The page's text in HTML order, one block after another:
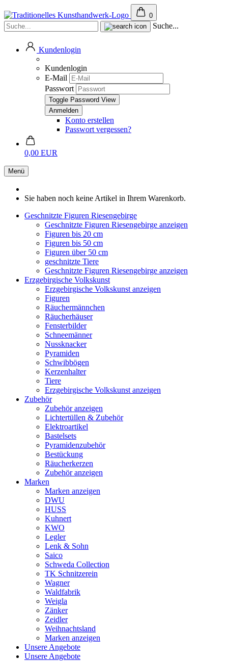
0
Suche...
Kundenlogin
Kundenlogin
E-Mail
Passwort
Toggle Password View
Konto erstellen
Passwort vergessen?
0,00 EUR
Menü
Sie haben noch keine Artikel in Ihrem Warenkorb.
Geschnitzte Figuren Riesengebirge
Geschnitzte Figuren Riesengebirge anzeigen
Figuren bis 20 cm
Figuren bis 50 cm
Figuren über 50 cm
geschnitzte Tiere
Geschnitzte Figuren Riesengebirge anzeigen
Erzgebirgische Volkskunst
Erzgebirgische Volkskunst anzeigen
Figuren
Räuchermännchen
Räucherhäuser
Fensterbilder
Schneemänner
Nussknacker
Pyramiden
Schwibbögen
Kerzenhalter
Tiere
Erzgebirgische Volkskunst anzeigen
Zubehör
Zubehör anzeigen
Lichtertüllen & Zubehör
Elektroartikel
Bastelsets
Pyramidenzubehör
Bestückung
Räucherkerzen
Zubehör anzeigen
Marken
Marken anzeigen
DWU
HUSS
Kuhnert
KWO
Legler
Lenk & Sohn
Saico
Schweda Collection
TK Schnitzerein
Wagner
Waldfabrik
Weigla
Zänker
Zeidler
Weihnachtsland
Marken anzeigen
Unsere Angebote
Unsere Angebote